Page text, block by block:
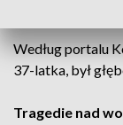
Według portalu
37-latka, był
Tragedie nad